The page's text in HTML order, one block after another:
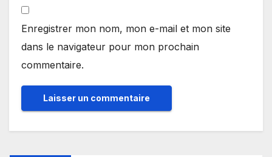
Enregistrer mon nom, mon e-mail et mon site
dans le navigateur pour mon prochain
commentaire.